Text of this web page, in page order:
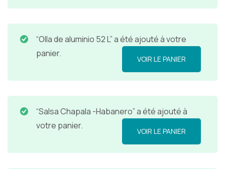
“Olla de aluminio 52 L” a été ajouté à votre
panier.
VOIR LE PANIER
“Salsa Chapala -Habanero” a été ajouté à
votre panier.
VOIR LE PANIER